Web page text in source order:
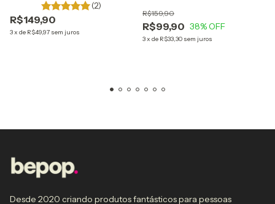
(2)
R$149,90
3x de R$49,97 sem juros R$99,90
R$159,90
38% OFF
3x de R$33,30 sem juros
Desde 2020 criando produtos fantásticos para pessoas